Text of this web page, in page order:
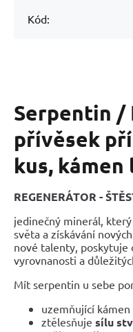
Kód:
Serpentin /
přívěsek
kus,
REGENERÁTOR -
jedinečný minerál,
světa a získávání
nové talenty, poskytuje
vyrovnanosti a
Mít serpentin u sebe
uzemňující kámen
ztělesňuje sílu